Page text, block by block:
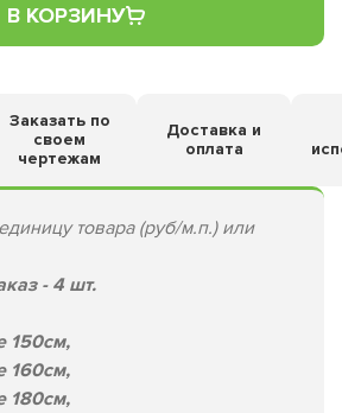
В КОРЗИНУ
Заказать по
своем
чертежам
Доставка и
оплата
товара (руб/м.п.) или
- 4 шт.
150cм,
160cм,
180cм,